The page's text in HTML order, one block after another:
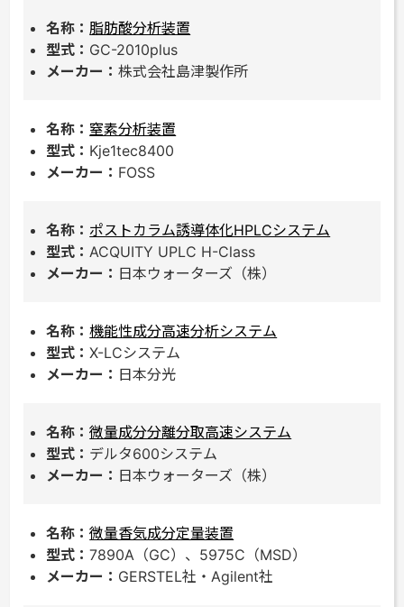
脂肪酸分析装置
GC-2010plus
株式会社島津製作所
窒素分析装置
Kje1tec8400
FOSS
ポストカラム誘導体化HPLCシステム
ACQUITY UPLC H-Class
日本ウォーターズ（株）
機能性成分高速分析システム
X-LCシステム
日本分光
微量成分分離分取高速システム
デルタ600システム
日本ウォーターズ（株）
微量香気成分定量装置
7890A（GC）、5975C（MSD）
GERSTEL社・Agilent社